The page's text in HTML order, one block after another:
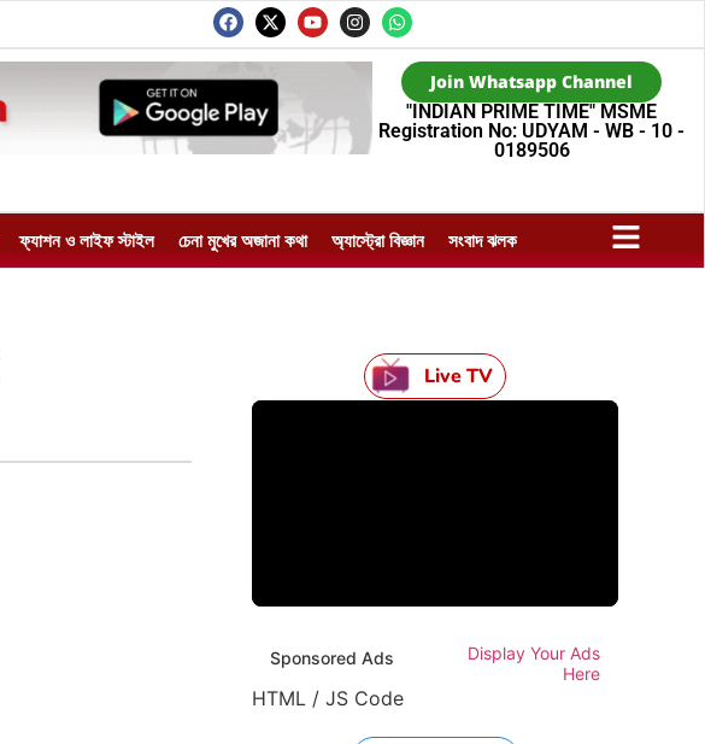
Join Whatsapp Channel
"INDIAN PRIME TIME" MSME
Registration No: UDYAM - WB - 10 -
0189506
ফ্যাশন ও লাইফ স্টাইল চেনা মুখের অজানা কথা অ্যাস্ট্রো বিজ্ঞান সংবাদ ঝলক
Live TV
Sponsored Ads
Display Your Ads
Here
HTML / JS Code